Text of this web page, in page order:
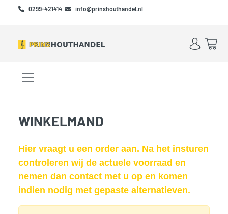
Skip to main content
Skip to footer
0299-421414 info@prinshouthandel.nl
Account
Menu openen/sluiten
WINKELMAND
Hier vraagt u een order aan. Na het insturen
controleren wij de actuele voorraad en
nemen dan contact met u op en komen
indien nodig met gepaste alternatieven.